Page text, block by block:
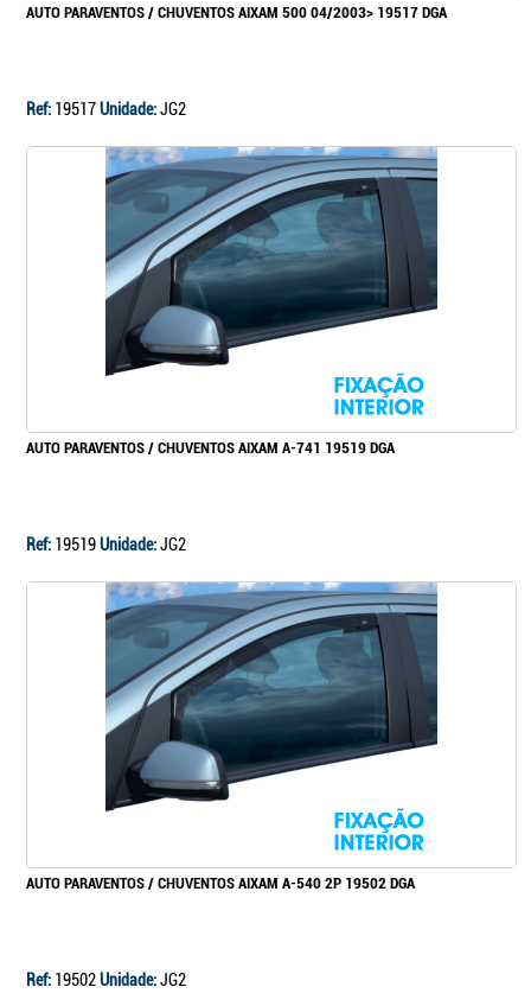
AUTO PARAVENTOS / CHUVENTOS AIXAM 500 04/2003> 19517 DGA
Ref: 19517Unidade:JG2
AUTO PARAVENTOS / CHUVENTOS AIXAM A-741 19519 DGA
Ref: 19519Unidade:JG2
AUTO PARAVENTOS / CHUVENTOS AIXAM A-540 2P 19502 DGA
Ref: 19502Unidade:JG2
Continuar a comprar